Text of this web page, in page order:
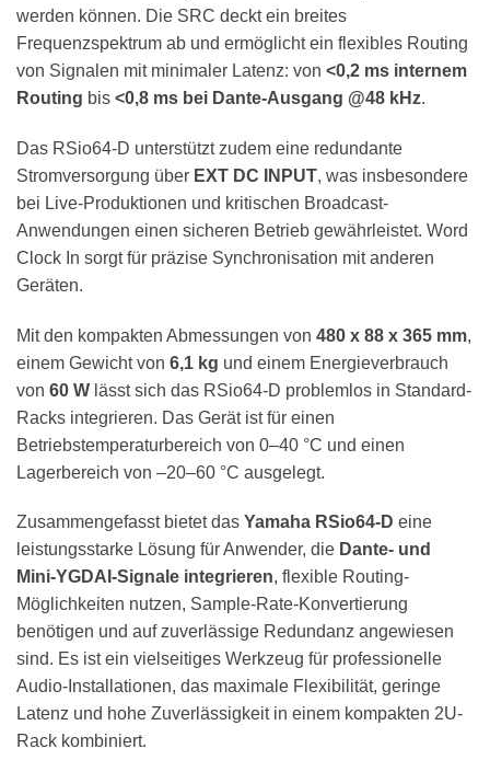
werden können. Die SRC deckt ein breites
Frequenzspektrum ab und ermöglicht ein flexibles Routing
von Signalen mit minimaler Latenz: von <0,2 ms internem
Routing bis <0,8 ms bei Dante-Ausgang @48 kHz.
Das RSio64-D unterstützt zudem eine redundante
Stromversorgung über EXT DC INPUT, was insbesondere
bei Live-Produktionen und kritischen Broadcast-
Anwendungen einen sicheren Betrieb gewährleistet. Word
Clock In sorgt für präzise Synchronisation mit anderen
Geräten.
Mit den kompakten Abmessungen von 480 x 88 x 365 mm,
einem Gewicht von 6,1 kg und einem Energieverbrauch
von 60 W lässt sich das RSio64-D problemlos in Standard-
Racks integrieren. Das Gerät ist für einen
Betriebstemperaturbereich von 0–40 °C und einen
Lagerbereich von –20–60 °C ausgelegt.
Zusammengefasst bietet das Yamaha RSio64-D eine
leistungsstarke Lösung für Anwender, die Dante- und
Mini-YGDAI-Signale integrieren, flexible Routing-
Möglichkeiten nutzen, Sample-Rate-Konvertierung
benötigen und auf zuverlässige Redundanz angewiesen
sind. Es ist ein vielseitiges Werkzeug für professionelle
Audio-Installationen, das maximale Flexibilität, geringe
Latenz und hohe Zuverlässigkeit in einem kompakten 2U-
Rack kombiniert.